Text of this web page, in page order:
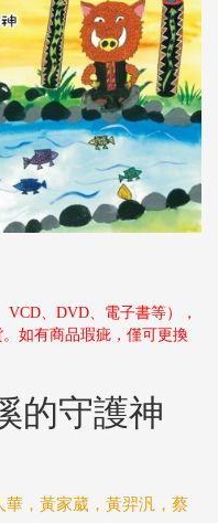
、DVD、電子書等），
如有商品瑕疵，僅可更換
的守護神
華，黃家葳，黃羿汎，蔡